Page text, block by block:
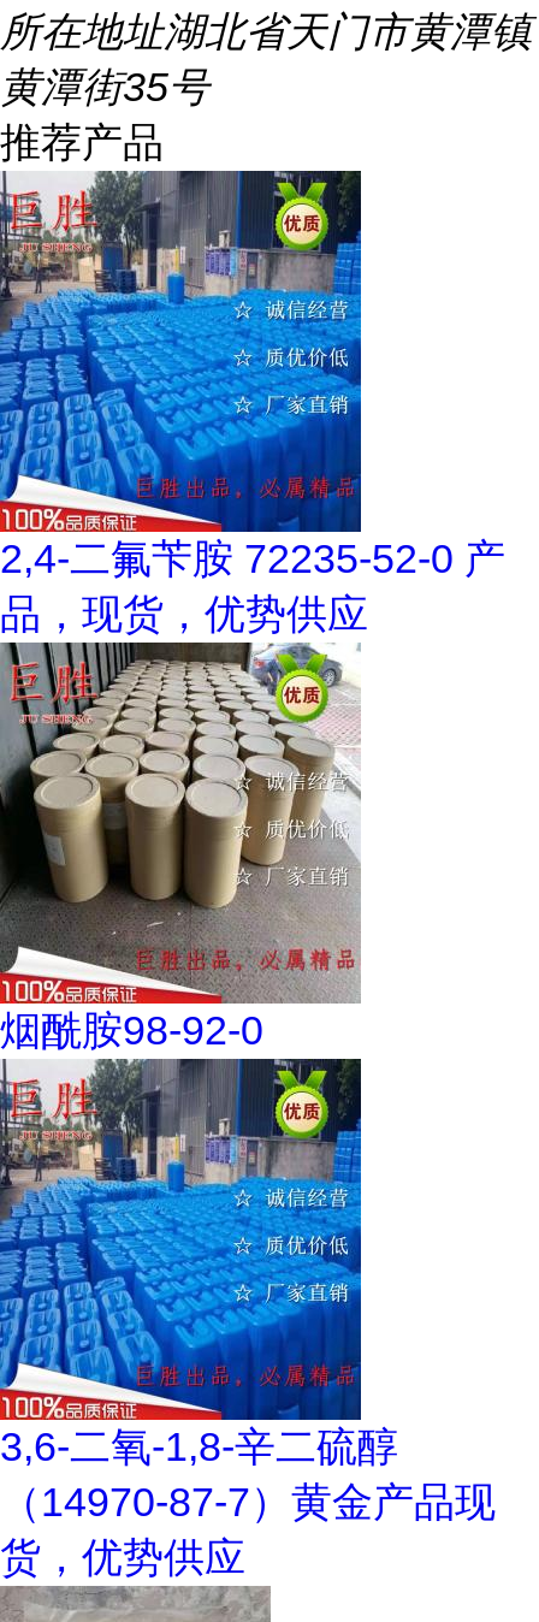
所在地址湖北省天门市黄潭镇
黄潭街35号
推荐产品
2,4-二氟苄胺 72235-52-0 产
品，现货，优势供应
烟酰胺98-92-0
3,6-二氧-1,8-辛二硫醇
（14970-87-7）黄金产品现
货，优势供应